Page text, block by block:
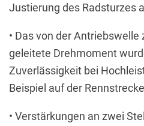
Justierung des Radsturzes
• Das von der
geleitete Drehmoment
Zuverlässigkeit bei
Beispiel auf der
• Verstärkungen an zwei